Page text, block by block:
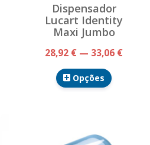
Dispensador
Lucart Identity
Maxi Jumbo
28,92 € — 33,06 €
Opções